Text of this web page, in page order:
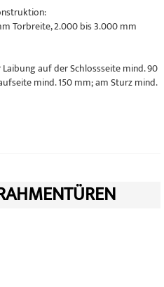
Torbreite, 2.000 bis 3.000 mm
auf der Schlossseite mind. 90
mind. 150 mm; am Sturz mind.